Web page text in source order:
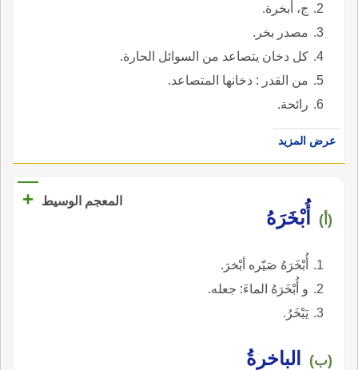
ج، أبخرة.
مصدر بخر.
كل دخان يتصاعد من السوائل الحارة.
من القدر : دخانها المتصاعد.
رائحة.
عرض المزيد
المعجم الوسيط +
(أ) أُبْخَرَهُ
أُبْخَرَهُ صَيّره أبْخرَ.
و أُبْخَرَهُ الماءَ: جعله.
يَبْخَرُ.
(ب) الباخرةُ